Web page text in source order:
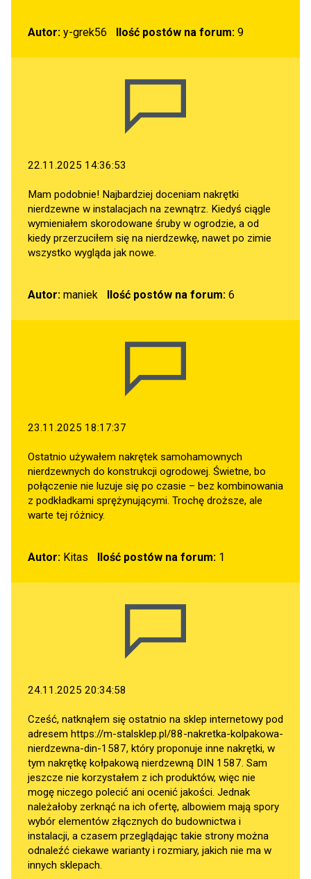
Autor: y-grek56 Ilość postów na forum:9
22.11.2025 14:36:53
Mam podobnie! Najbardziej doceniam nakrętki
nierdzewne w instalacjach na zewnątrz. Kiedyś ciągle
wymieniałem skorodowane śruby w ogrodzie, a od
kiedy przerzuciłem się na nierdzewkę, nawet po zimie
wszystko wygląda jak nowe.
Autor: maniek Ilość postów na forum:6
23.11.2025 18:17:37
Ostatnio używałem nakrętek samohamownych
nierdzewnych do konstrukcji ogrodowej. Świetne, bo
połączenie nie luzuje się po czasie – bez kombinowania
z podkładkami sprężynującymi. Trochę droższe, ale
warte tej różnicy.
Autor: Kitas Ilość postów na forum:1
24.11.2025 20:34:58
Cześć, natknąłem się ostatnio na sklep internetowy pod
adresem https://m-stalsklep.pl/88-nakretka-kolpakowa-
nierdzewna-din-1587, który proponuje inne nakrętki, w
tym nakrętkę kołpakową nierdzewną DIN 1587. Sam
jeszcze nie korzystałem z ich produktów, więc nie
mogę niczego polecić ani ocenić jakości. Jednak
należałoby zerknąć na ich ofertę, albowiem mają spory
wybór elementów złącznych do budownictwa i
instalacji, a czasem przeglądając takie strony można
odnaleźć ciekawe warianty i rozmiary, jakich nie ma w
innych sklepach.